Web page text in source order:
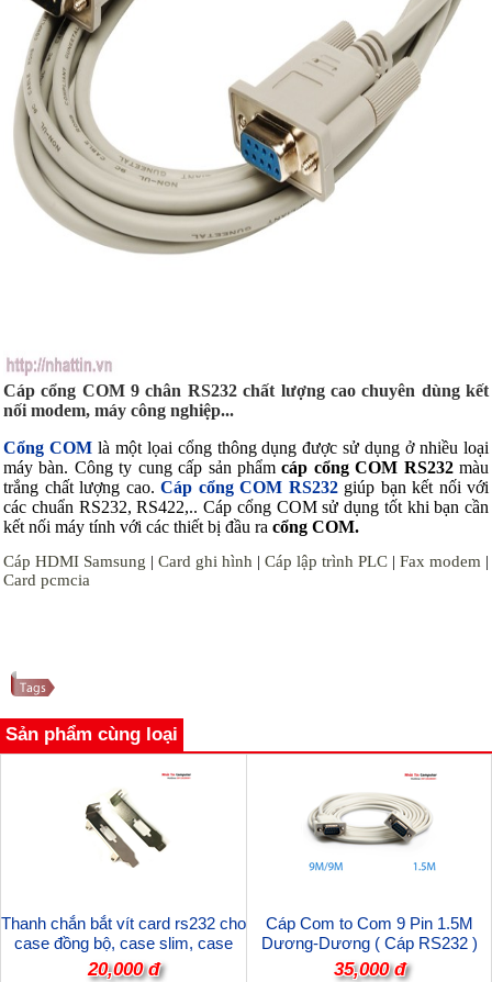
Cáp cổng COM 9 chân RS232 chất lượng cao chuyên dùng kết
nối modem, máy công nghiệp...
Cổng COM là một lọai cổng thông dụng được sử dụng ở nhiều loại
máy bàn. Công ty cung cấp sản phẩmcáp cổng COM RS232màu
trắng chất lượng cao. Cáp cổng COM RS232giúp bạn kết nối với
các chuẩn RS232, RS422,.. Cáp cổng COM sử dụng tốt khi bạn cần
kết nối máy tính với các thiết bị đầu ra cổng COM.
Cáp HDMI Samsung | Card ghi hình | Cáp lập trình PLC | Fax modem |
Card pcmcia
Sản phẩm cùng loại
Thanh chắn bắt vít card rs232 cho
case đồng bộ, case slim, case
sever...
20,000 đ
Cáp Com to Com 9 Pin 1.5M
Dương-Dương ( Cáp RS232 )
9M/9M
35,000 đ